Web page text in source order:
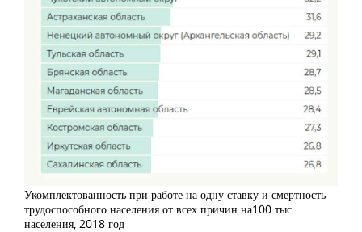
Укомплектованность при работе на одну ставку и смертность
трудоспособного населения от всех причин на100 тыс.
населения, 2018 год